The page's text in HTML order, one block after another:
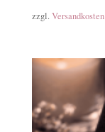
zzgl. Versandkosten